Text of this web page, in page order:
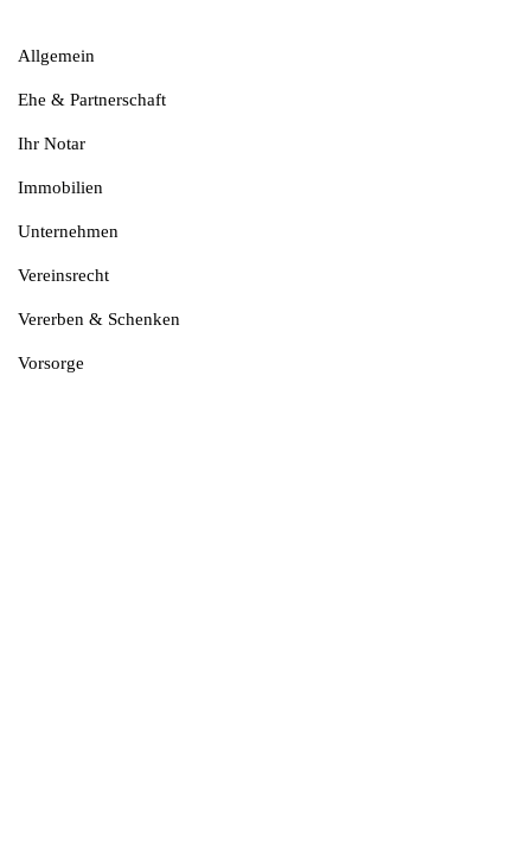
Allgemein
Ehe & Partnerschaft
Ihr Notar
Immobilien
Unternehmen
Vereinsrecht
Vererben & Schenken
Vorsorge